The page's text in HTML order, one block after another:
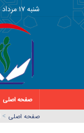
شنبه ١٧ مرداد ١٤٠٥
صفحه اصلی
صفحه اصلي >